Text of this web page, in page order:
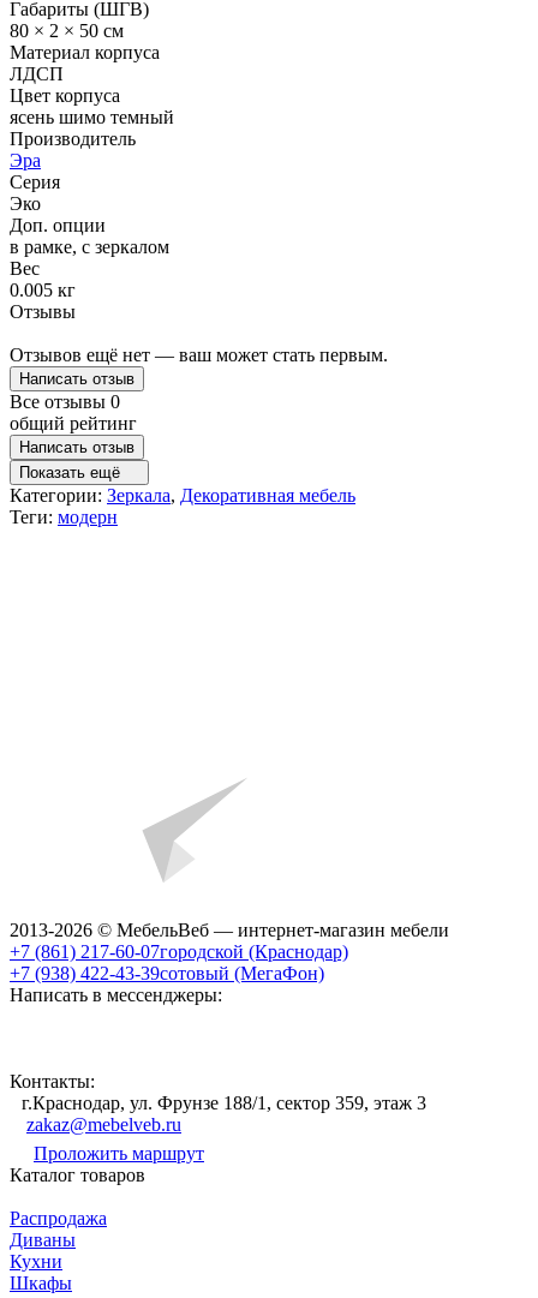
Габариты (ШГВ)
80 × 2 × 50 см
Материал корпуса
ЛДСП
Цвет корпуса
ясень шимо темный
Производитель
Эра
Серия
Эко
Доп. опции
в рамке, с зеркалом
Вес
0.005 кг
Отзывы
Отзывов ещё нет — ваш может стать первым.
Написать отзыв
Все отзывы 0
общий рейтинг
Написать отзыв
Показать ещё
Категории: Зеркала, Декоративная мебель
Теги: модерн
2013-2026 © МебельВеб — интернет-магазин мебели
+7 (861) 217-60-07городской (Краснодар)
+7 (938) 422-43-39сотовый (МегаФон)
Написать в мессенджеры:
Контакты:
г.Краснодар, ул. Фрунзе 188/1, сектор 359, этаж 3
zakaz@mebelveb.ru
Проложить маршрут
Каталог товаров
Распродажа
Диваны
Кухни
Шкафы